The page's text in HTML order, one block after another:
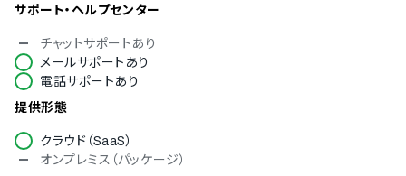
サポート・ヘルプセンター
チャットサポートあり
メールサポートあり
電話サポートあり
提供形態
クラウド（SaaS）
オンプレミス（パッケージ）